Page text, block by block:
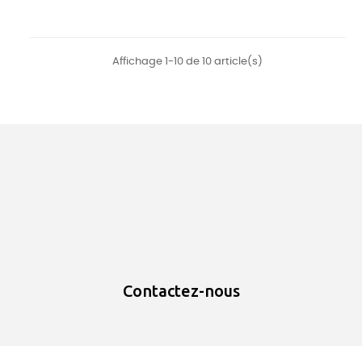
Affichage 1-10 de 10 article(s)
Contactez-nous